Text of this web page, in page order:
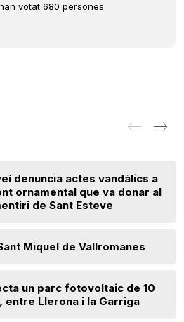
votat 680 persones.
denuncia actes vandàlics a
ornamental que va donar al
de Sant Esteve
Miquel de Vallromanes
un parc fotovoltaic de 10
entre Llerona i la Garriga